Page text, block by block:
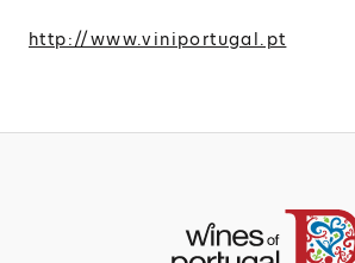
http://www.viniportugal.pt